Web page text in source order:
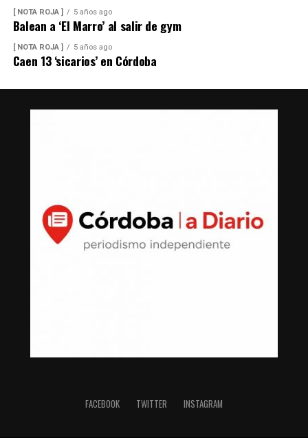
[ NOTA ROJA ] 5 años ago
Balean a ‘El Marro’ al salir de gym
[ NOTA ROJA ] 5 años ago
Caen 13 ‘sicarios’ en Córdoba
FACEBOOK TWITTER INSTAGRAM